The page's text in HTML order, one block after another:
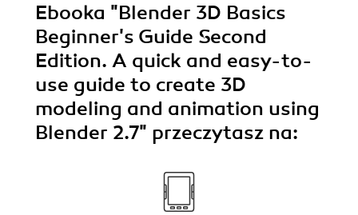
Ebooka "Blender 3D Basics
Beginner's Guide Second
Edition. A quick and easy-to-
use guide to create 3D
modeling and animation using
Blender 2.7" przeczytasz na: